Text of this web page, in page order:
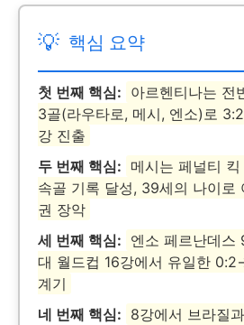
💡 핵심 요약
첫 번째 핵심: 아르헨티나는 전
3골(라우타로, 메시, 엔소)로
강 진출
두 번째 핵심: 메시는 페널티
속골 기록 달성, 39세의 나이로
권 장악
세 번째 핵심: 엔소 페르난데스
대 월드컵 16강에서 유일한
계기
네 번째 핵심: 8강에서 브라질